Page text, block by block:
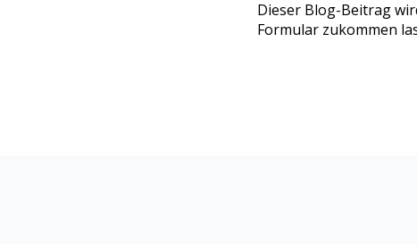
Dieser Blog-Beitrag
Formular zukommen